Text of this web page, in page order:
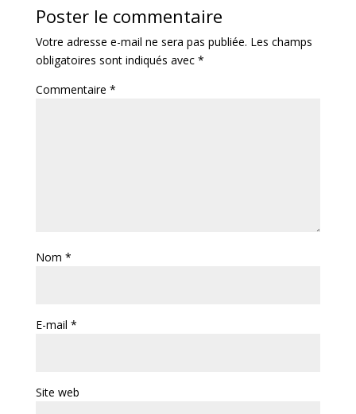
Poster le commentaire
Votre adresse e-mail ne sera pas publiée. Les champs
obligatoires sont indiqués avec *
Commentaire *
Nom *
E-mail *
Site web